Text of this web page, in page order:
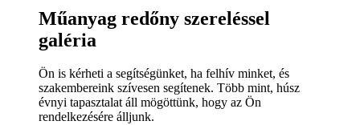
Műanyag redőny szereléssel
galéria
Ön is kérheti a segítségünket, ha felhív minket, és
szakembereink szívesen segítenek. Több mint, húsz
évnyi tapasztalat áll mögöttünk, hogy az Ön
rendelkezésére álljunk.